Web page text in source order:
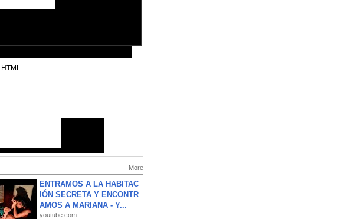
HTML
More
ENTRAMOS A LA HABITAC
IÓN SECRETA Y ENCONTR
AMOS A MARIANA - Y...
youtube.com